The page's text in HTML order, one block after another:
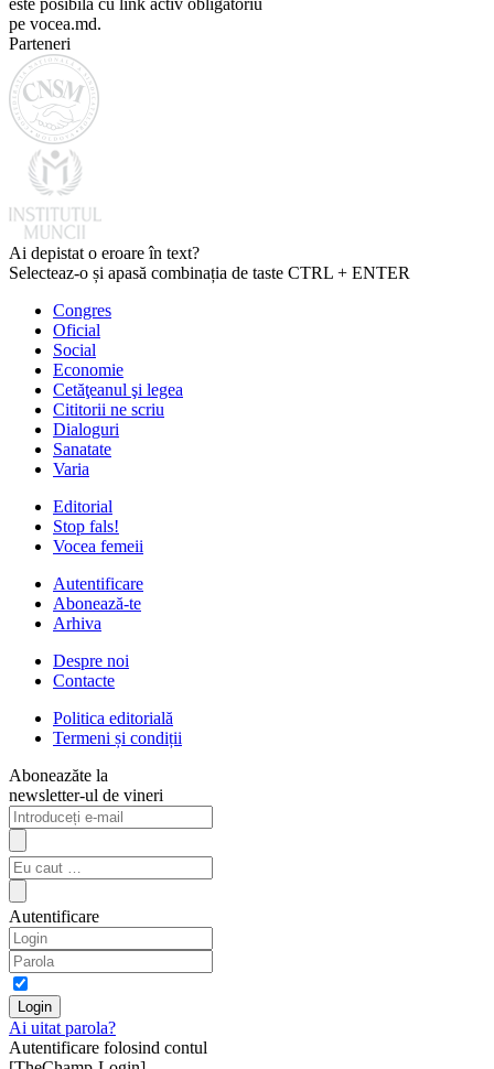
pe vocea.md.
Parteneri
Ai depistat o eroare în text?
Selecteaz-o și apasă combinația de taste CTRL + ENTER
Congres
Oficial
Social
Economie
Cetăţeanul şi legea
Cititorii ne scriu
Dialoguri
Sanatate
Varia
Editorial
Stop fals!
Vocea femeii
Autentificare
Abonează-te
Arhiva
Despre noi
Contacte
Politica editorială
Termeni și condiții
Aboneazăte la
newsletter-ul de vineri
Autentificare
Ai uitat parola?
Autentificare folosind contul